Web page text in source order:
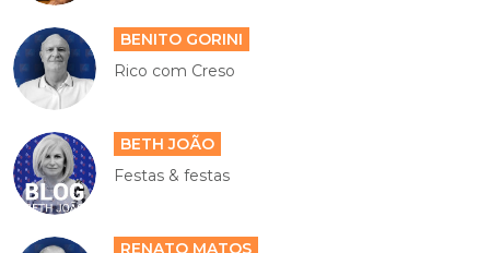
BENITO GORINI
Rico com Creso
BETH JOÃO
Festas & festas
RENATO MATOS